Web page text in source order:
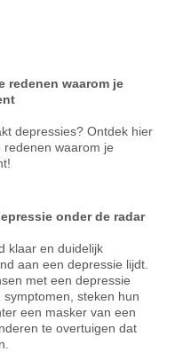
redenen waarom je
depressies? Ontdek hier
redenen waarom je
onder de radar
klaar en duidelijk
aan een depressie lijdt.
met een depressie
symptomen, steken hun
een masker van een
te overtuigen dat